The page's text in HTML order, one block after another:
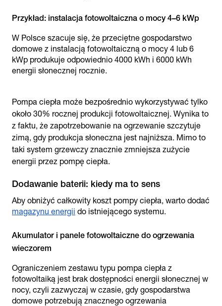
Przykład: instalacja fotowoltaiczna o mocy 4–6 kWp
W Polsce szacuje się, że przeciętne gospodarstwo
domowe z instalacją fotowoltaiczną o mocy 4 lub 6
kWp produkuje odpowiednio 4000 kWh i 6000 kWh
energii słonecznej rocznie.
Pompa ciepła może bezpośrednio wykorzystywać tylko
około 30% rocznej produkcji fotowoltaicznej. Wynika to
z faktu, że zapotrzebowanie na ogrzewanie szczytuje
zimą, gdy produkcja słoneczna jest najniższa. Mimo to
taki system grzewczy znacznie zmniejsza zużycie
energii przez pompę ciepła.
Dodawanie baterii: kiedy ma to sens
Aby obniżyć całkowity koszt pompy ciepła, warto dodać
magazynu energii do istniejącego systemu.
Akumulator i panele fotowoltaiczne do ogrzewania
wieczorem
Ograniczeniem zestawu typu pompa ciepła z
fotowoltaiką jest brak dostępności energii słonecznej w
nocy, czyli zazwyczaj w czasie, gdy gospodarstwa
domowe potrzebują znacznego ogrzewania